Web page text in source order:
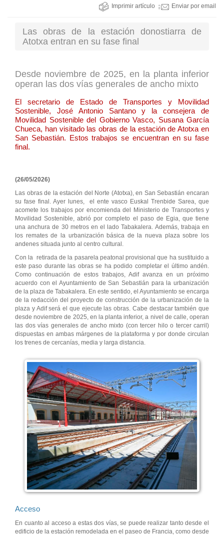
Imprimir artículo Enviar por email
Las obras de la estación donostiarra de
Atotxa entran en su fase final
Desde noviembre de 2025, en la planta inferior
operan las dos vías generales de ancho mixto
El secretario de Estado de Transportes y Movilidad
Sostenible, José Antonio Santano y la consejera de
Movilidad Sostenible del Gobierno Vasco, Susana García
Chueca, han visitado las obras de la estación de Atotxa en
San Sebastián. Estos trabajos se encuentran en su fase
final.
(26/05/2026)
Las obras de la estación del Norte (Atotxa), en San Sebastián encaran
su fase final. Ayer lunes, el ente vasco Euskal Trenbide Sarea, que
acomete los trabajos por encomienda del Ministerio de Transportes y
Movilidad Sostenible, abrió por completo el paso de Egia, que tiene
una anchura de 30 metros en el lado Tabakalera. Además, trabaja en
los remates de la urbanización básica de la nueva plaza sobre los
andenes situada junto al centro cultural.
Con la retirada de la pasarela peatonal provisional que ha sustituido a
este paso durante las obras se ha podido completar el último andén.
Como continuación de estos trabajos, Adif avanza en un próximo
acuerdo con el Ayuntamiento de San Sebastián para la urbanización
de la plaza de Tabakalera. En este sentido, el Ayuntamiento se encarga
de la redacción del proyecto de construcción de la urbanización de la
plaza y Adif será el que ejecute las obras. Cabe destacar también que
desde noviembre de 2025, en la planta inferior, a nivel de calle, operan
las dos vías generales de ancho mixto (con tercer hilo o tercer carril)
dispuestas en ambas márgenes de la plataforma y por donde circulan
los trenes de cercanías, media y larga distancia.
Acceso
En cuanto al acceso a estas dos vías, se puede realizar tanto desde el
edificio de la estación remodelada en el paseo de Francia, como desde